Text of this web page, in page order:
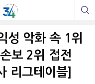
성 악화 속 1위
보 2위 접전
리그테이블]